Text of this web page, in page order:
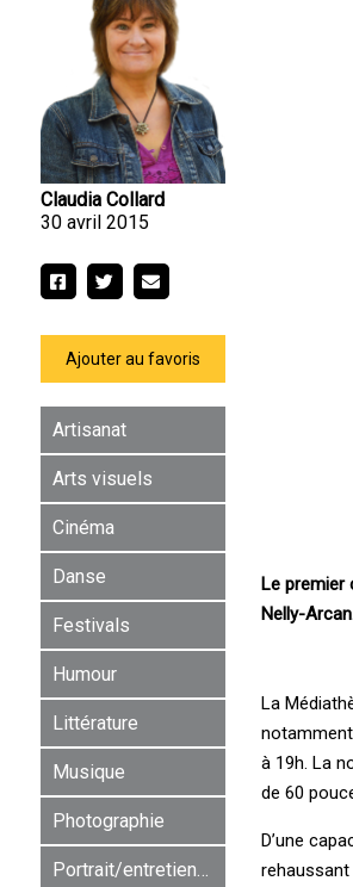
Claudia Collard
30 avril 2015
Ajouter au favoris
Artisanat
Arts visuels
Cinéma
Danse
Festivals
Humour
Littérature
Musique
Photographie
Le premier
Nelly-
La
à 19h. La
de 60
D’une